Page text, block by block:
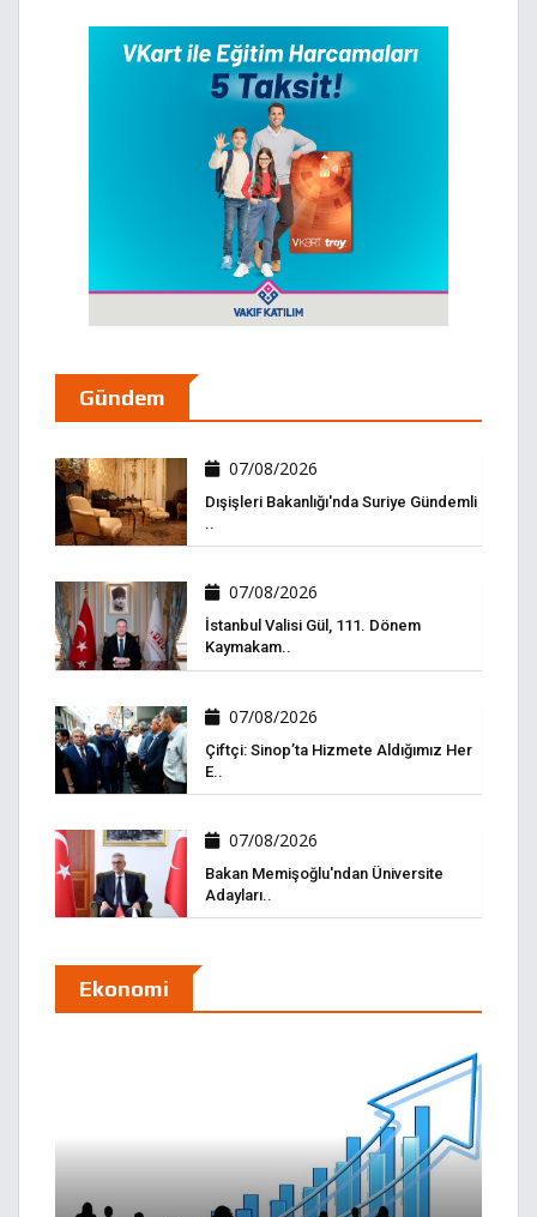
Gündem
07/08/2026
Dışişleri Bakanlığı'nda Suriye Gündemli
..
07/08/2026
İstanbul Valisi Gül, 111. Dönem
Kaymakam..
07/08/2026
Çiftçi: Sinop’ta Hizmete Aldığımız Her
E..
07/08/2026
Bakan Memişoğlu'ndan Üniversite
Adayları..
Ekonomi